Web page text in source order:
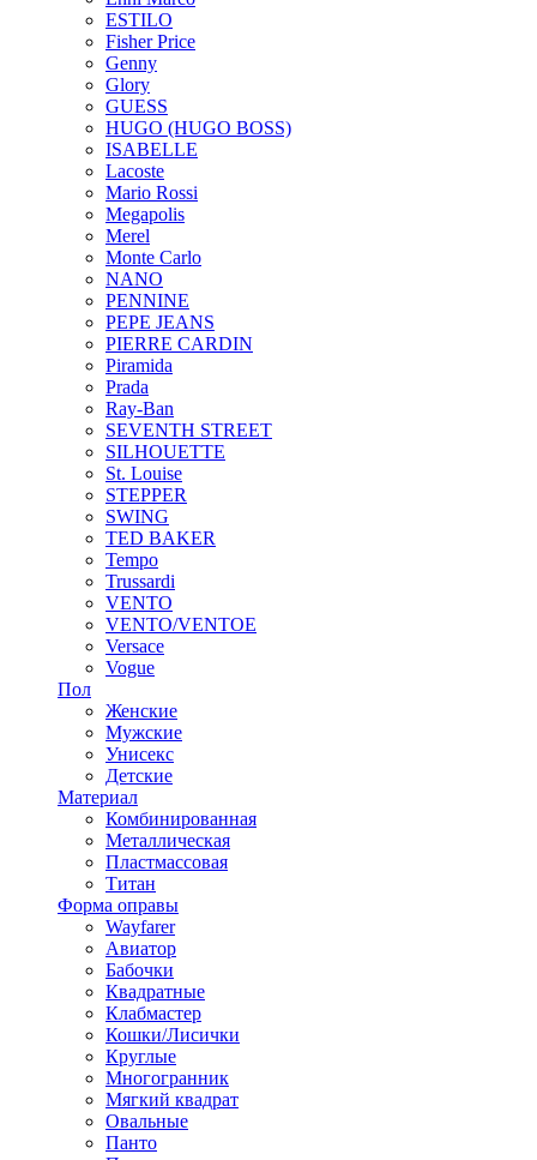
ESTILO
Fisher Price
Genny
Glory
GUESS
HUGO (HUGO BOSS)
ISABELLE
Lacoste
Mario Rossi
Megapolis
Merel
Monte Carlo
NANO
PENNINE
PEPE JEANS
PIERRE CARDIN
Piramida
Prada
Ray-Ban
SEVENTH STREET
SILHOUETTE
St. Louise
STEPPER
SWING
TED BAKER
Tempo
Trussardi
VENTO
VENTO/VENTOE
Versace
Vogue
Пол
Женские
Мужские
Унисекс
Детские
Материал
Комбинированная
Металлическая
Пластмассовая
Титан
Форма оправы
Wayfarer
Авиатор
Бабочки
Квадратные
Клабмастер
Кошки/Лисички
Круглые
Многогранник
Мягкий квадрат
Овальные
Панто